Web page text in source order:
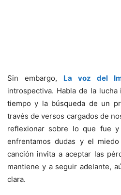
Sin embargo, La voz del
introspectiva. Habla de la
tiempo y la búsqueda de un
través de versos cargados de
reflexionar sobre lo que fue
enfrentamos dudas y el
canción invita a aceptar las
mantiene y a seguir adelante,
clara.